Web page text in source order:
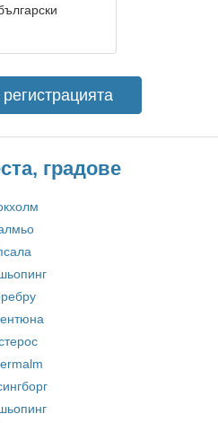
градове